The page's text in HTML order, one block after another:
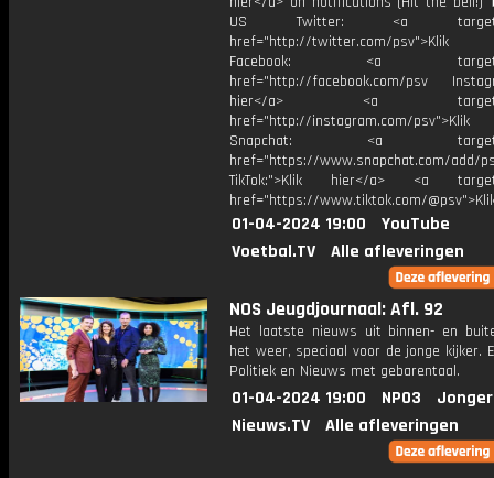
US Twitter: <a
href="http://twitter.com/psv">Klik
Facebook: <a
href="http://facebook.com/psv
hier</a> <a
href="http://instagram.com/
Snapchat: <a
href="https://www.snapchat.com/add/
TikTok:">Klik hier</a> <a
href="https://www.tiktok.com/
01-04-2024 19:00
YouTube
Voetbal.TV
Alle afleveringen
NOS Jeugdjournaal: Afl. 92
Het laatste nieuws uit binnen- en
het weer, speciaal voor de jonge kijker.
Politiek en Nieuws met gebarentaal.
01-04-2024 19:00 NPO3
Nieuws.TV
Alle afleveringen